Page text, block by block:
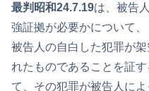
最判昭和24.7.19は、被告
強証拠が必要かについて
被告人の自白した犯罪が
れたものであることを証
て、その犯罪が被告人に